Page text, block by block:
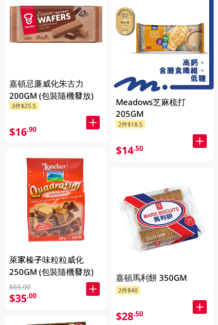
嘉頓忌廉威化朱古力
200GM (包裝隨機發放)
3件$25.5
$16.90
萊家榛子味粒粒威化
250GM (包裝隨機發放)
$65.00
$35.00
Meadows芝麻梳打
205GM
2件$18.5
$14.50
嘉頓馬利餅 350GM
2件$40
$28.50